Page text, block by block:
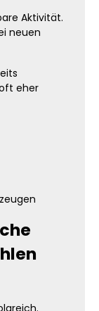
Aktivität.
neuen
eher